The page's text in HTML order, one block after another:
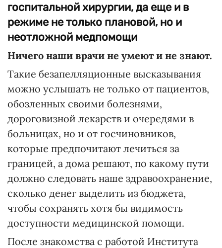
госпитальной хирургии, да еще и в
режиме не только плановой, но и
неотложной медпомощи
Ничего наши врачи не умеют и не знают.
Такие безапелляционные высказывания
можно услышать не только от пациентов,
обозленных своими болезнями,
дороговизной лекарств и очередями в
больницах, но и от госчиновников,
которые предпочитают лечиться за
границей, а дома решают, по какому пути
должно следовать наше здравоохранение,
сколько денег выделить из бюджета,
чтобы сохранять хотя бы видимость
доступности медицинской помощи.
После знакомства с работой Института